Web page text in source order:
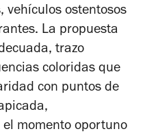
vehículos ostentosos
La propuesta
trazo
coloridas que
con puntos de
momento oportuno